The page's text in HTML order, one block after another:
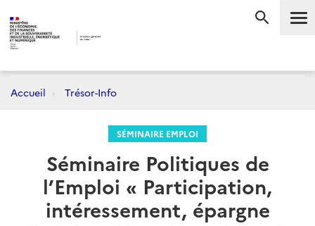
Accueil Trésor-Info
SÉMINAIRE EMPLOI
Séminaire Politiques de
l’Emploi « Participation,
intéressement, épargne